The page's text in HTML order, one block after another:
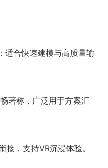
合快速建模与高质量输
著称，广泛用于方案汇
，支持VR沉浸体验。